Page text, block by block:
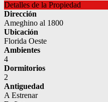
Detalles de la Propiedad
Dirección
Ameghino al 1800
Ubicación
Florida Oeste
Ambientes
4
Dormitorios
2
Antiguedad
A Estrenar